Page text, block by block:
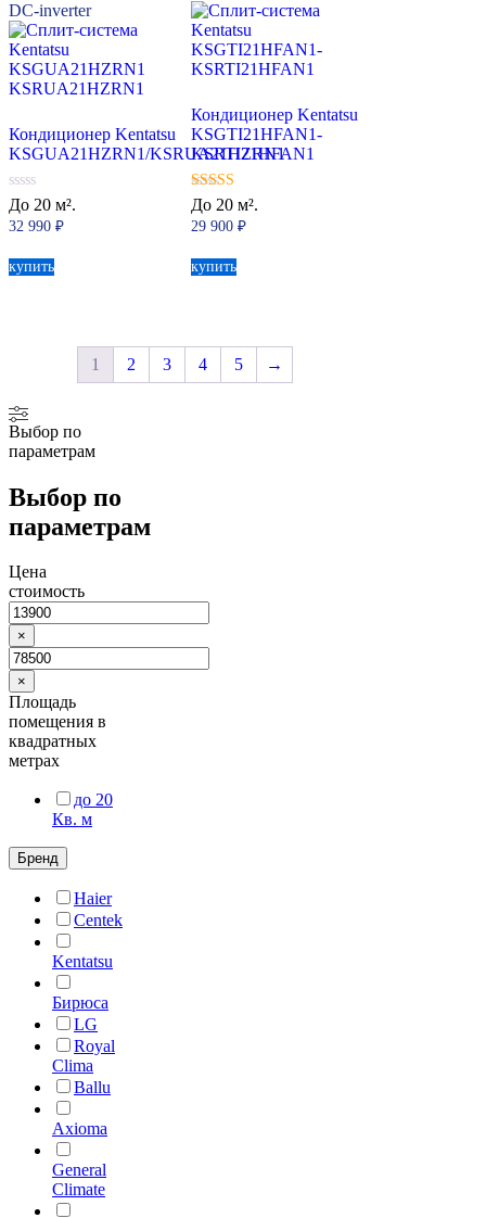
DC-inverter
Кондиционер Kentatsu
KSGUA21HZRN1/KSRUA21HZRN1
0
из
5
До 20 м².
32 990 ₽
купить
Кондиционер Kentatsu
KSGTI21HFAN1-
KSRTI21HFAN1
5.00
из 5
До 20 м².
29 900₽
купить
1 2 3 4 5 →
Выбор по
параметрам
Выбор по
параметрам
Цена
стоимость
×
×
Площадь
помещения в
квадратных
метрах
до 20
Кв. м
Бренд
Haier
Centek
Kentatsu
Бирюса
LG
Royal
Clima
Ballu
Axioma
General
Climate